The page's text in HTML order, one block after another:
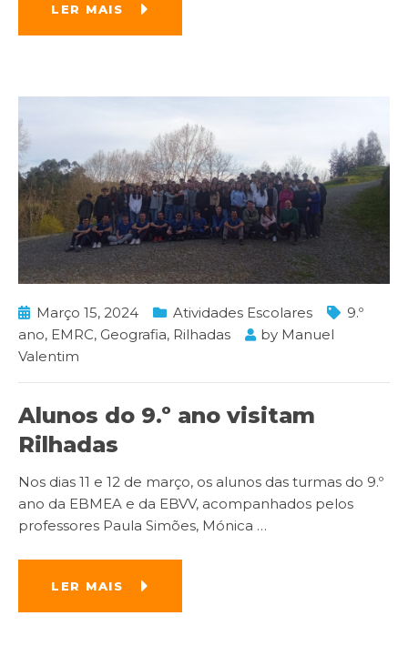
LER MAIS
Março 15, 2024 Atividades Escolares
9.º
ano, EMRC, Geografia, Rilhadas by Manuel
Valentim
Alunos do 9.º ano visitam
Rilhadas
Nos dias 11 e 12 de março, os alunos das turmas do 9.º
ano da EBMEA e da EBVV, acompanhados pelos
professores Paula Simões, Mónica …
LER MAIS